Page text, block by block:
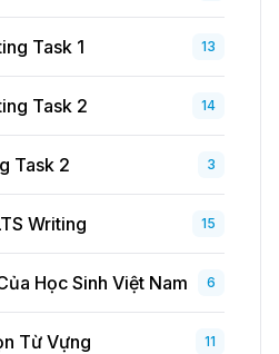
Task 1 13
Task 2 14
Task 2 3
Writing 15
Học Sinh Việt Nam 6
Từ Vựng 11